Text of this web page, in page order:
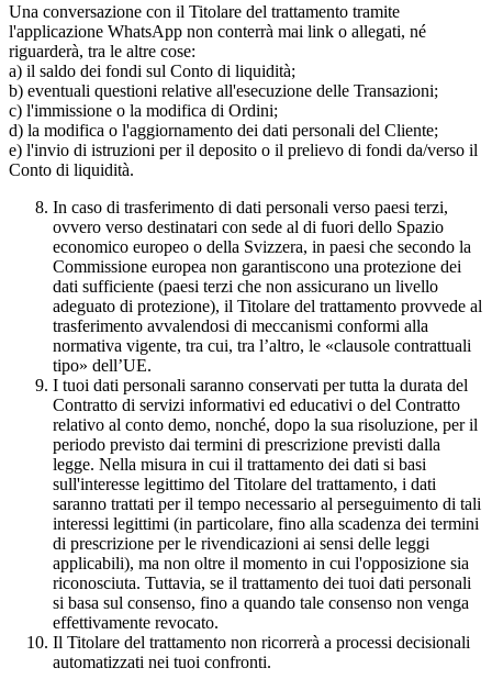
Una conversazione con il Titolare del trattamento tramite
l'applicazione WhatsApp non conterrà mai link o allegati, né
riguarderà, tra le altre cose:
a) il saldo dei fondi sul Conto di liquidità;
b) eventuali questioni relative all'esecuzione delle Transazioni;
c) l'immissione o la modifica di Ordini;
d) la modifica o l'aggiornamento dei dati personali del Cliente;
e) l'invio di istruzioni per il deposito o il prelievo di fondi da/verso il
Conto di liquidità.
In caso di trasferimento di dati personali verso paesi terzi,
ovvero verso destinatari con sede al di fuori dello Spazio
economico europeo o della Svizzera, in paesi che secondo la
Commissione europea non garantiscono una protezione dei
dati sufficiente (paesi terzi che non assicurano un livello
adeguato di protezione), il Titolare del trattamento provvede al
trasferimento avvalendosi di meccanismi conformi alla
normativa vigente, tra cui, tra l’altro, le «clausole contrattuali
tipo» dell’UE.
I tuoi dati personali saranno conservati per tutta la durata del
Contratto di servizi informativi ed educativi o del Contratto
relativo al conto demo, nonché, dopo la sua risoluzione, per il
periodo previsto dai termini di prescrizione previsti dalla
legge. Nella misura in cui il trattamento dei dati si basi
sull'interesse legittimo del Titolare del trattamento, i dati
saranno trattati per il tempo necessario al perseguimento di tali
interessi legittimi (in particolare, fino alla scadenza dei termini
di prescrizione per le rivendicazioni ai sensi delle leggi
applicabili), ma non oltre il momento in cui l'opposizione sia
riconosciuta. Tuttavia, se il trattamento dei tuoi dati personali
si basa sul consenso, fino a quando tale consenso non venga
effettivamente revocato.
Il Titolare del trattamento non ricorrerà a processi decisionali
automatizzati nei tuoi confronti.